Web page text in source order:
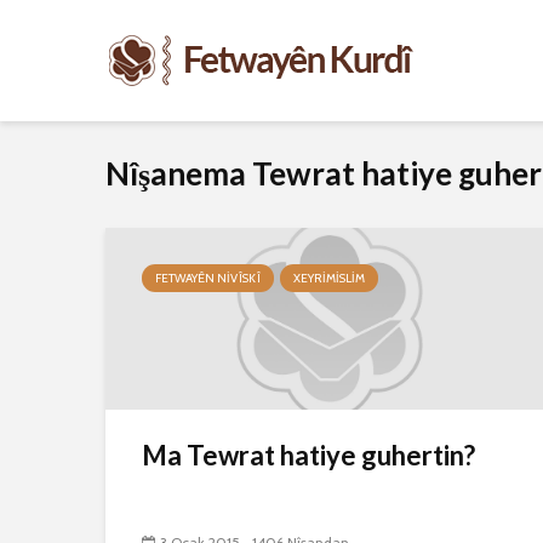
Nîşanema Tewrat hatiye
FETWAYÊN NIVÎSKÎ XEYRIMISLIM
Ma Tewrat hatiye guhertin?